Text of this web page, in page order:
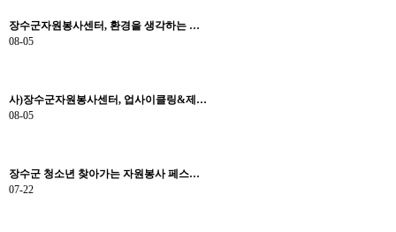
장수군자원봉사센터, 환경을 생각하는 …
08-05
사)장수군자원봉사센터, 업사이클링&제…
08-05
장수군 청소년 찾아가는 자원봉사 페스…
07-22